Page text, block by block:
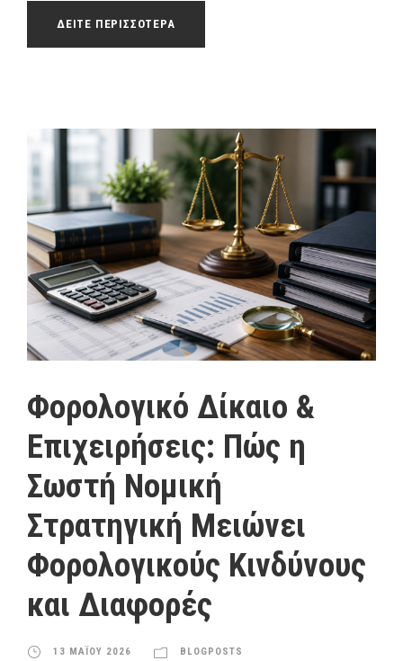
ΔΕΙΤΕ ΠΕΡΙΣΣΟΤΕΡΑ
Φορολογικό Δίκαιο &
Επιχειρήσεις: Πώς η
Σωστή Νομική
Στρατηγική Μειώνει
Φορολογικούς Κινδύνους
και Διαφορές
13 ΜΑΪΟΥ 2026 BLOGPOSTS